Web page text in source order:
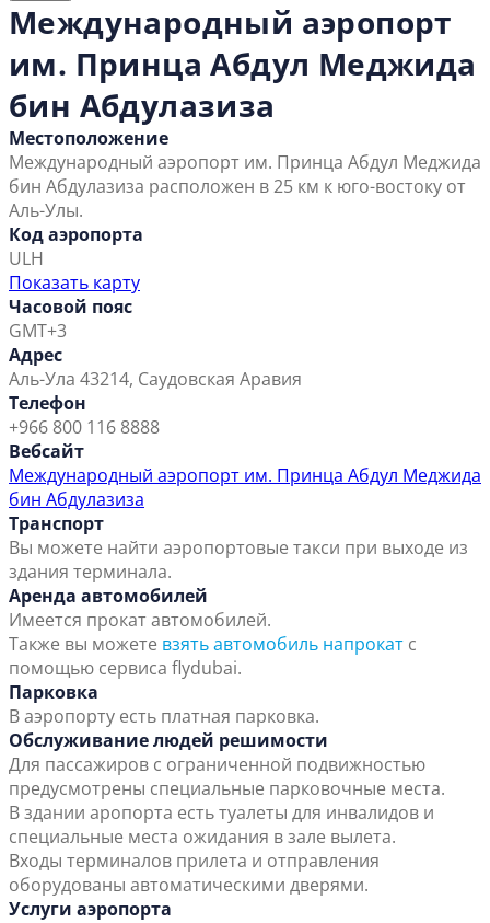
Международный аэропорт
им. Принца Абдул Меджида
бин Абдулазиза
Местоположение
Международный аэропорт им. Принца Абдул Меджида
бин Абдулазиза расположен в 25 км к юго-востоку от
Аль-Улы.
Код аэропорта
ULH
Показать карту
Часовой пояс
GMT+3
Адрес
Аль-Ула 43214, Саудовская Аравия
Телефон
+966 800 116 8888
Вебсайт
Международный аэропорт им. Принца Абдул Меджида
бин Абдулазиза
Транспорт
Вы можете найти аэропортовые такси при выходе из
здания терминала.
Аренда автомобилей
Имеется прокат автомобилей.
Также вы можете взять автомобиль напрокат с
помощью сервиса flydubai.
Парковка
В аэропорту есть платная парковка.
Обслуживание людей решимости
Для пассажиров с ограниченной подвижностью
предусмотрены специальные парковочные места.
В здании аропорта есть туалеты для инвалидов и
специальные места ожидания в зале вылета.
Входы терминалов прилета и отправления
оборудованы автоматическими дверями.
Услуги аэропорта